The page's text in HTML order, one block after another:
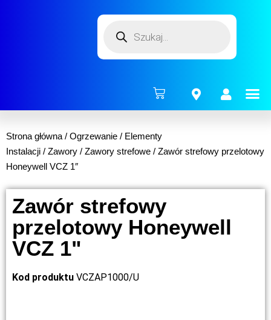
Strona główna / Ogrzewanie / Elementy
Instalacji / Zawory / Zawory strefowe / Zawór strefowy przelotowy
Honeywell VCZ 1″
Zawór strefowy
przelotowy Honeywell
VCZ 1"
Kod produktu VCZAP1000/U